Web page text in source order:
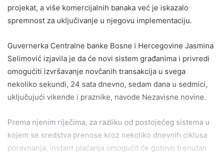
projekat, a više komercijalnih banaka već je iskazalo
spremnost za uključivanje u njegovu implementaciju.
Guvernerka Centralne banke Bosne i Hercegovine Jasmina
Selimović izjavila je da će novi sistem građanima i privredi
omogućiti izvršavanje novčanih transakcija u svega
nekoliko sekundi, 24 sata dnevno, sedam dana u sedmici,
uključujući vikende i praznike, navode Nezavisne novine.
Prema njenim riječima, za razliku od postojećeg sistema u
kojem se sredstva prenose kroz nekoliko dnevnih ciklusa
poravnanja, instant plaćanja omogućit će gotovo trenutan